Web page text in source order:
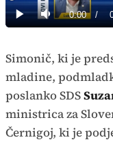
Predvajaj
Tiho Current
0:00 /
0%
Simonič, ki je
mladine,
poslanko SDS
ministrica za
Černigoj, ki je